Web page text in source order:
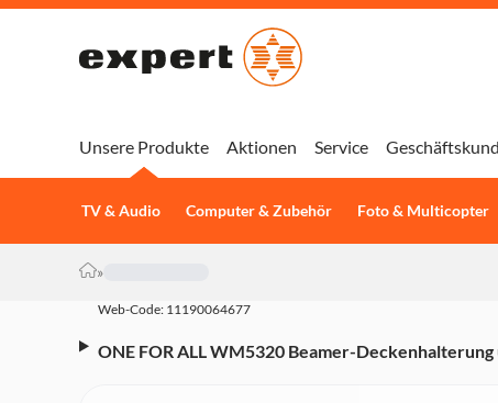
Unsere Produkte
TV & Audio Computer & Zubehör Foto & Multicopter
Aktionen Service
»
Web-Code: 11190064677
ONE FOR ALL WM5320 Beamer-